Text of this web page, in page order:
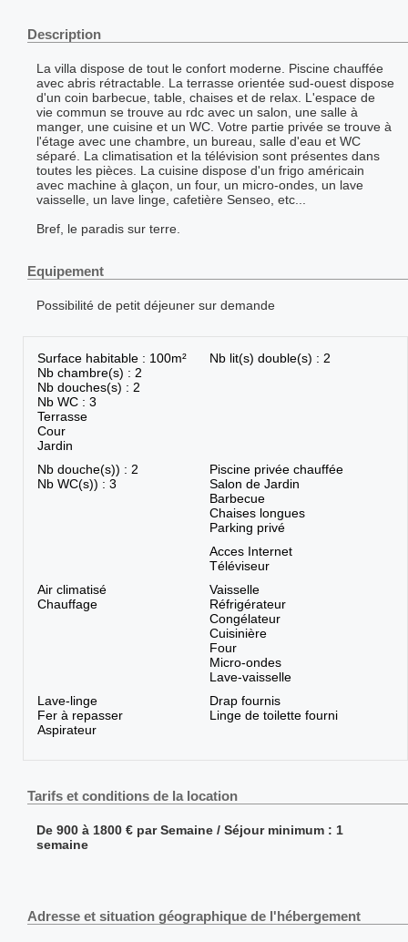
Description
La villa dispose de tout le confort moderne. Piscine chauffée
avec abris rétractable. La terrasse orientée sud-ouest dispose
d'un coin barbecue, table, chaises et de relax. L'espace de
vie commun se trouve au rdc avec un salon, une salle à
manger, une cuisine et un WC. Votre partie privée se trouve à
l'étage avec une chambre, un bureau, salle d'eau et WC
séparé. La climatisation et la télévision sont présentes dans
toutes les pièces. La cuisine dispose d'un frigo américain
avec machine à glaçon, un four, un micro-ondes, un lave
vaisselle, un lave linge, cafetière Senseo, etc...
Bref, le paradis sur terre.
Equipement
Possibilité de petit déjeuner sur demande
Surface habitable : 100m²
Nb chambre(s) : 2
Nb douches(s) : 2
Nb WC : 3
Terrasse
Cour
Jardin
Nb lit(s) double(s) : 2
Nb douche(s)) : 2
Nb WC(s)) : 3
Piscine privée chauffée
Salon de Jardin
Barbecue
Chaises longues
Parking privé
Acces Internet
Téléviseur
Air climatisé
Chauffage
Vaisselle
Réfrigérateur
Congélateur
Cuisinière
Four
Micro-ondes
Lave-vaisselle
Lave-linge
Fer à repasser
Aspirateur
Drap fournis
Linge de toilette fourni
Tarifs et conditions de la location
De 900 à 1800 € par Semaine / Séjour minimum : 1
semaine
Adresse et situation géographique de l'hébergement